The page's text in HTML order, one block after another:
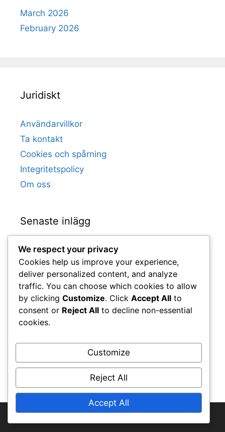
March 2026
February 2026
Juridiskt
Användarvillkor
Ta kontakt
Cookies och spårning
Integritetspolicy
Om oss
Senaste inlägg
Romelu Lukaku: Karriärhöjdpunkter,
Klubbrekord, Internationella mål
Jan Vertonghen: Tidiga influenser,
Ungdomskarriär, Familjevärderingar
Eden Hazard: Påverkan på unga spelare, Arv
i Belgien, Global påverkan
Klubbinsatser, Internationella prestationer
Thomas Meunier: Bidrag till fotboll, Arv i
Belgien, Påverkan på ungdomar
We respect your privacy
Cookies help us improve your experience,
deliver personalized content, and analyze
traffic. You can choose which cookies to allow
by clicking Customize. Click Accept All to
consent or Reject All to decline non-essential
cookies.
Customize
Reject All
Accept All